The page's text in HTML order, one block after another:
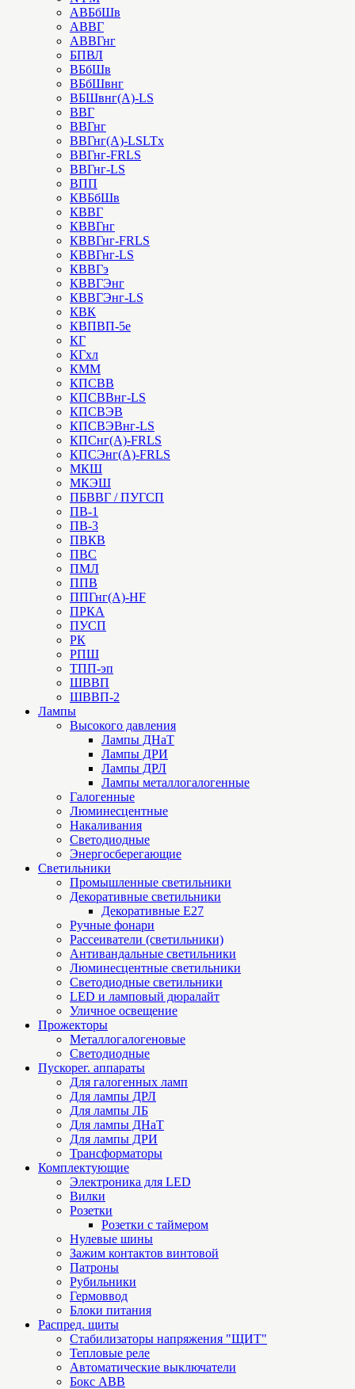
АВБбШв
АВВГ
АВВГнг
БПВЛ
ВБбШв
ВБбШвнг
ВБШвнг(А)-LS
ВВГ
ВВГнг
ВВГнг(А)-LSLTx
ВВГнг-FRLS
ВВГнг-LS
ВПП
КВБбШв
КВВГ
КВВГнг
КВВГнг-FRLS
КВВГнг-LS
КВВГэ
КВВГЭнг
КВВГЭнг-LS
КВК
КВПВП-5е
КГ
КГхл
КММ
КПСВВ
КПСВВнг-LS
КПСВЭВ
КПСВЭВнг-LS
КПСнг(А)-FRLS
КПСЭнг(А)-FRLS
МКШ
МКЭШ
ПБВВГ / ПУГСП
ПВ-1
ПВ-3
ПВКВ
ПВС
ПМЛ
ППВ
ППГнг(А)-HF
ПРКА
ПУСП
РК
РПШ
ТПП-эп
ШВВП
ШВВП-2
Лампы
Высокого давления
Лампы ДНаТ
Лампы ДРИ
Лампы ДРЛ
Лампы металлогалогенные
Галогенные
Люминесцентные
Накаливания
Светодиодные
Энергосберегающие
Светильники
Промышленные светильники
Декоративные светильники
Декоративные Е27
Ручные фонари
Рассеиватели (светильники)
Антивандальные светильники
Люминесцентные светильники
Cветодиодные светильники
LED и ламповый дюралайт
Уличное освещение
Прожекторы
Металлогалогеновые
Светодиодные
Пускорег. аппараты
Для галогенных ламп
Для лампы ДРЛ
Для лампы ЛБ
Для лампы ДНаТ
Для лампы ДРИ
Трансформаторы
Комплектующие
Электроника для LED
Вилки
Розетки
Розетки с таймером
Нулевые шины
Зажим контактов винтовой
Патроны
Рубильники
Гермоввод
Блоки питания
Распред. щиты
Стабилизаторы напряжения "ЩИТ"
Тепловые реле
Автоматические выключатели
Бокс ABB